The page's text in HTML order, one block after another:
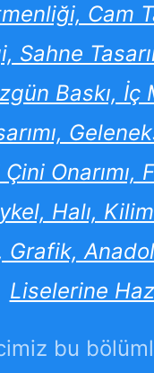
Cam
Sahne
Baskı, İç
Halı,
Grafik,
Liselerine
bu